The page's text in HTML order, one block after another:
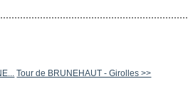
Tour de BRUNEHAUT - Girolles >>